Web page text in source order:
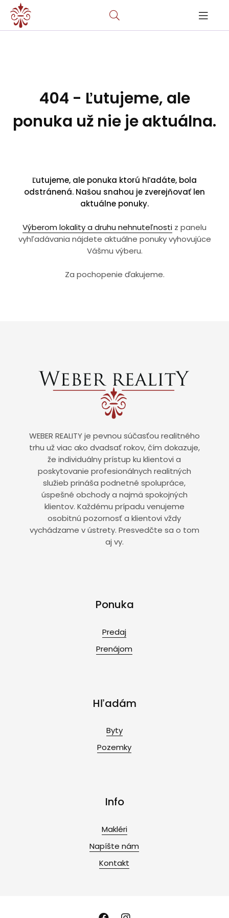
404 - Ľutujeme, ale
ponuka už nie je aktuálna.
Ľutujeme, ale ponuka ktorú hľadáte, bola
odstránená. Našou snahou je zverejňovať len
aktuálne ponuky.
Výberom lokality a druhu nehnuteľnosti z panelu
vyhľadávania nájdete aktuálne ponuky vyhovujúce
Vášmu výberu.
Za pochopenie ďakujeme.
WEBER REALITY je pevnou súčasťou realitného
trhu už viac ako dvadsať rokov, čím dokazuje,
že individuálny prístup ku klientovi a
poskytovanie profesionálnych realitných
služieb prináša podnetné spolupráce,
úspešné obchody a najmä spokojných
klientov. Každému prípadu venujeme
osobitnú pozornosť a klientovi vždy
vychádzame v ústrety. Presvedčte sa o tom
aj vy.
Ponuka
Predaj
Prenájom
Hľadám
Byty
Pozemky
Info
Makléri
Napíšte nám
Kontakt